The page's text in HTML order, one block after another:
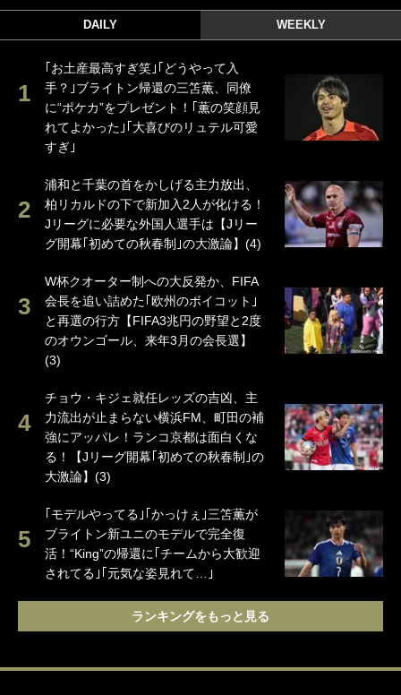
DAILY WEEKLY
｢お土産最高すぎ笑｣｢どうやって入
手？｣ブライトン帰還の三笘薫、同僚
に“ポケカ”をプレゼント！｢薫の笑顔見
れてよかった｣｢大喜びのリュテル可愛
すぎ｣
浦和と千葉の首をかしげる主力放出、
柏リカルドの下で新加入2人が化ける！
Jリーグに必要な外国人選手は【Jリー
グ開幕｢初めての秋春制｣の大激論】(4)
W杯クオーター制への大反発か、FIFA
会長を追い詰めた｢欧州のボイコット｣
と再選の行方【FIFA3兆円の野望と2度
のオウンゴール、来年3月の会長選】
(3)
チョウ・キジェ就任レッズの吉凶、主
力流出が止まらない横浜FM、町田の補
強にアッパレ！ランコ京都は面白くな
る！【Jリーグ開幕｢初めての秋春制｣の
大激論】(3)
｢モデルやってる｣｢かっけぇ｣三笘薫が
ブライトン新ユニのモデルで完全復
活！“King”の帰還に｢チームから大歓迎
されてる｣｢元気な姿見れて…｣
ランキングをもっと見る